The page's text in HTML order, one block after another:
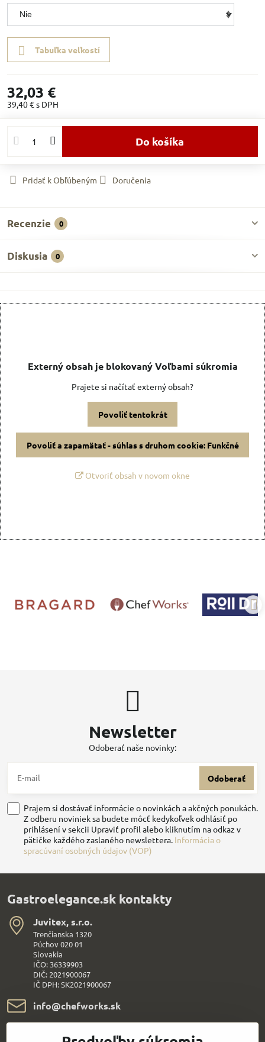
Tabuľka veľkostí
32,03 €
39,40 €s DPH
Do košíka
Pridať k Obľúbeným Doručenia
Recenzie 0
Diskusia 0
Externý obsah je blokovaný Voľbami súkromia
Prajete si načítať externý obsah?
Povoliť tentokrát
Povoliť a zapamätať - súhlas s druhom cookie: Funkčné
Otvoriť obsah v novom okne
Newsletter
Odoberať naše novinky:
Odoberať
Prajem si dostávať informácie o novinkách a akčných ponukách.
Z odberu noviniek sa budete môcť kedykoľvek odhlásiť po
prihlásení v sekcii Upraviť profil alebo kliknutím na odkaz v
pätičke každého zaslaného newslettera. Informácia o
spracúvaní osobných údajov (VOP)
Gastroelegance.sk kontakty
Juvitex, s​.r​.o​.
Trenčianska 1320
Púchov 020 01
Slovakia
IČO: 36339903
DIČ: 2021900067
IČ DPH: SK2021900067
info​@chefworks​.sk